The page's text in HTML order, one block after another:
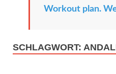
Workout plan.
SCHLAGWORT: